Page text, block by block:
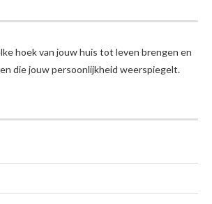
hoek van jouw huis tot leven brengen en
die jouw persoonlijkheid weerspiegelt.